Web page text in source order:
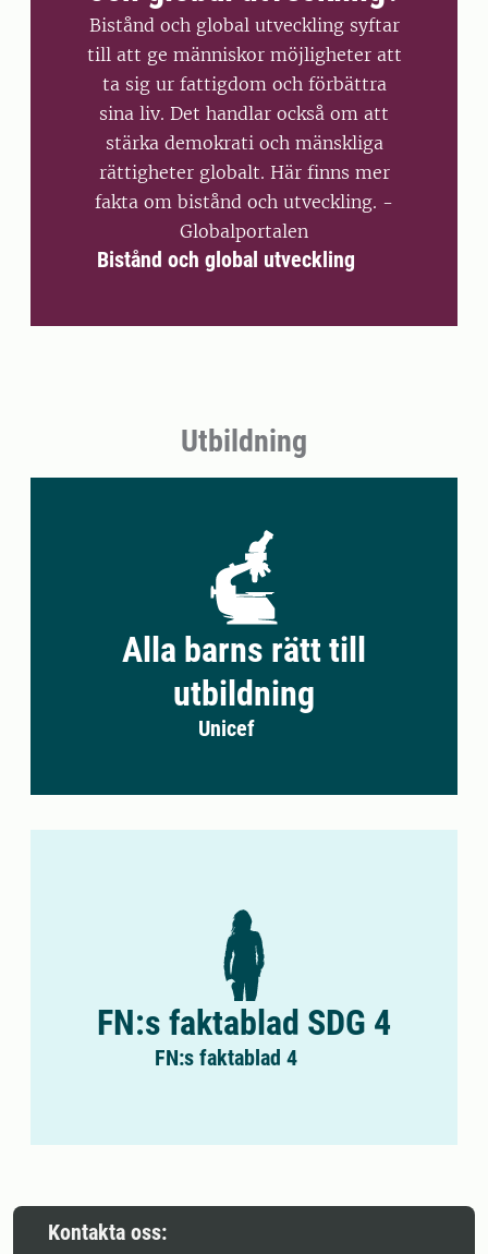
Bistånd och global utveckling syftar
till att ge människor möjligheter att
ta sig ur fattigdom och förbättra
sina liv. Det handlar också om att
stärka demokrati och mänskliga
rättigheter globalt. Här finns mer
fakta om bistånd och utveckling. -
Globalportalen
Bistånd och global utveckling
Utbildning
Alla barns rätt till
utbildning
Unicef
FN:s faktablad SDG 4
FN:s faktablad 4
Kontakta oss: